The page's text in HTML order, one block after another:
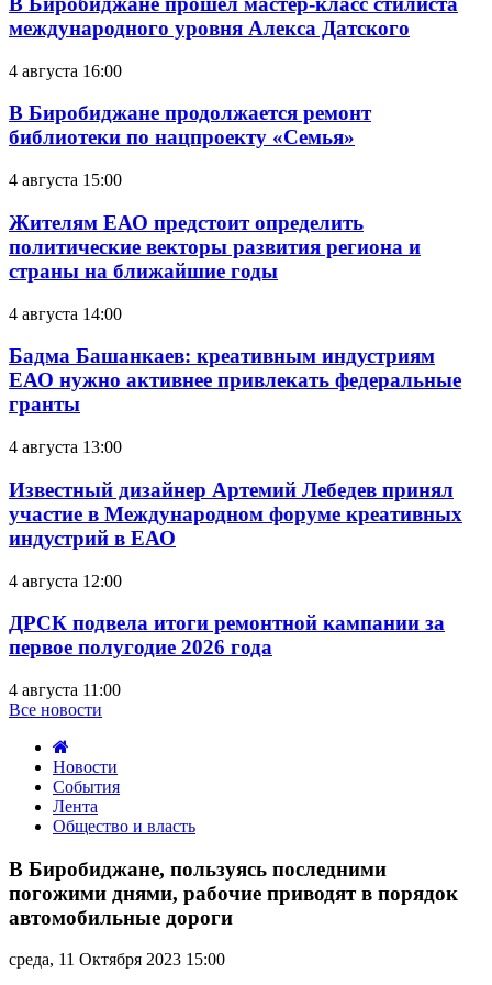
международного уровня Алекса Датского
4 августа 16:00
В Биробиджане продолжается ремонт
библиотеки по нацпроекту «Семья»
4 августа 15:00
Жителям ЕАО предстоит определить
политические векторы развития региона и
страны на ближайшие годы
4 августа 14:00
Бадма Башанкаев: креативным индустриям
ЕАО нужно активнее привлекать федеральные
гранты
4 августа 13:00
Известный дизайнер Артемий Лебедев принял
участие в Международном форуме креативных
индустрий в ЕАО
4 августа 12:00
ДРСК подвела итоги ремонтной кампании за
первое полугодие 2026 года
4 августа 11:00
Все новости
Новости
События
Лента
Общество и власть
Биробиджане,
пользуясь
последними
погожими
рабочие
В Биробиджане, пользуясь последними
погожими днями, рабочие приводят в порядок
автомобильные дороги
среда, 11 Октября 2023 15:00